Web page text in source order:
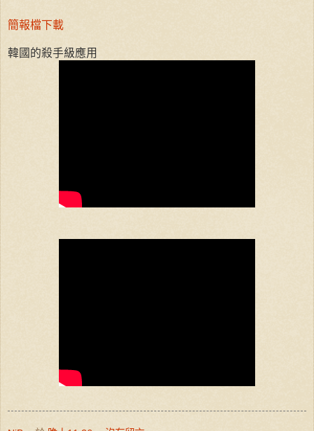
簡報檔下載
韓國的殺手級應用